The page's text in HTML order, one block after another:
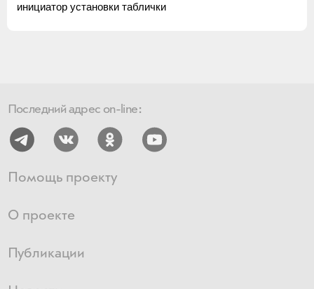
инициатор установки таблички
Последний адрес on-line:
Помощь проекту
О проекте
Публикации